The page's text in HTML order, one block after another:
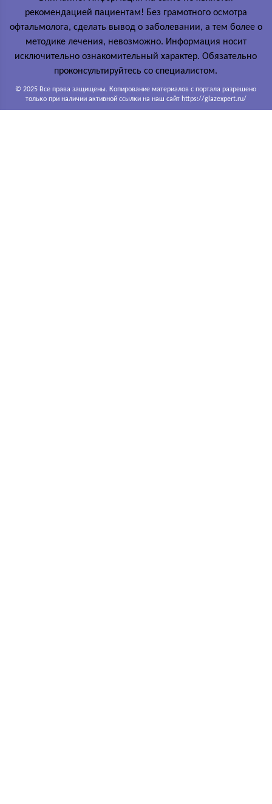
рекомендацией пациентам! Без грамотного осмотра
офтальмолога, сделать вывод о заболевании, а тем более о
методике лечения, невозможно. Информация носит
исключительно ознакомительный характер. Обязательно
проконсультируйтесь со специалистом.
© 2025 Все права защищены. Копирование материалов с портала разрешено
только при наличии активной ссылки на наш сайт https://glazexpert.ru/